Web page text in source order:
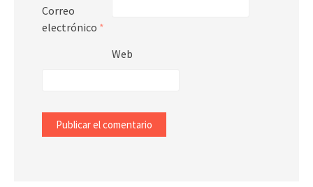
Correo
electrónico *
Web